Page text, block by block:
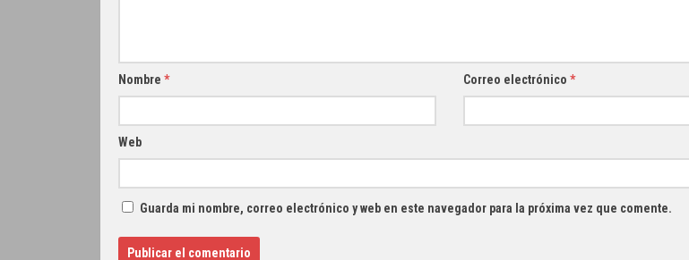
Nombre * Correo electrónico *
Web
Guarda mi nombre, correo electrónico y web en este navegador para la próxima vez que comente.